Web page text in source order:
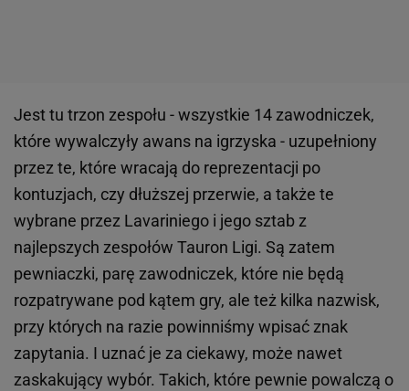
Jest tu trzon zespołu - wszystkie 14 zawodniczek,
które wywalczyły awans na igrzyska - uzupełniony
przez te, które wracają do reprezentacji po
kontuzjach, czy dłuższej przerwie, a także te
wybrane przez Lavariniego i jego sztab z
najlepszych zespołów Tauron Ligi. Są zatem
pewniaczki, parę zawodniczek, które nie będą
rozpatrywane pod kątem gry, ale też kilka nazwisk,
przy których na razie powinniśmy wpisać znak
zapytania. I uznać je za ciekawy, może nawet
zaskakujący wybór. Takich, które pewnie powalczą o